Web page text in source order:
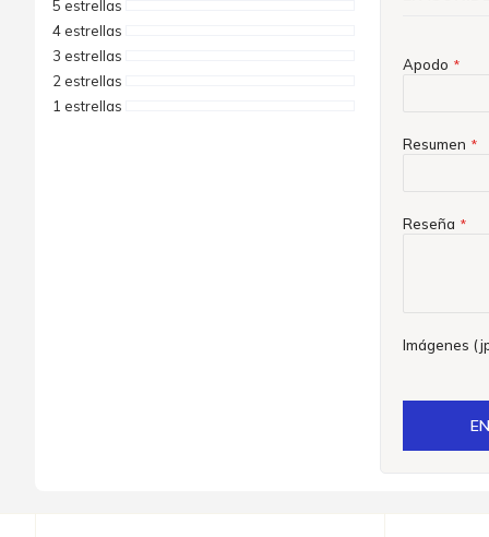
5 estrellas
4 estrellas
3 estrellas
2 estrellas
1 estrellas
Apodo
Resumen
Reseña
Imágenes